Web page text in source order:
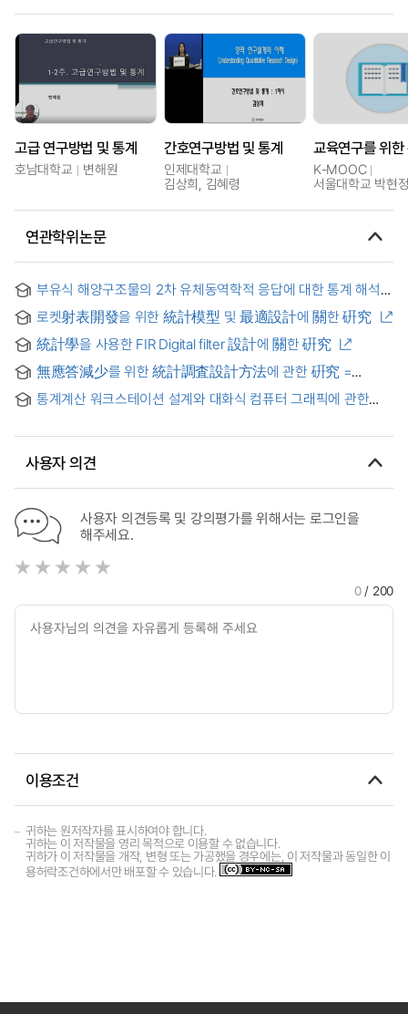
고급 연구방법 및 통계
호남대학교 변해원
간호연구방법 및 통계
인제대학교
김상희, 김혜령
K-MOOC
서울대학교 박현
연관학위논문
부유식 해양구조물의 2차 유체동역학적 응답에 대한 통계 해석
및 설계파 기법 연구
로켓射表開發을 위한 統計模型 및 最適設計에 關한 硏究
統計學을 사용한 FIR Digital filter 設計에 關한 硏究
無應答減少를 위한 統計調査設計方法에 관한 硏究 =
(A)Study on the survey design for reduction of
nonresponse
통계계산 워크스테이션 설계와 대화식 컴퓨터 그래픽에 관한
사용자 의견
사용자 의견등록 및 강의평가를 위해서는 로그인을
해주세요.
0/ 200
이용조건
귀하는 원저작자를 표시하여야 합니다.
귀하는 이 저작물을 영리 목적으로 이용할 수 없습니다.
귀하가 이 저작물을 개작, 변형 또는 가공했을 경우에는, 이 저작물과 동일한 이
용허락조건하에서만 배포할 수 있습니다.